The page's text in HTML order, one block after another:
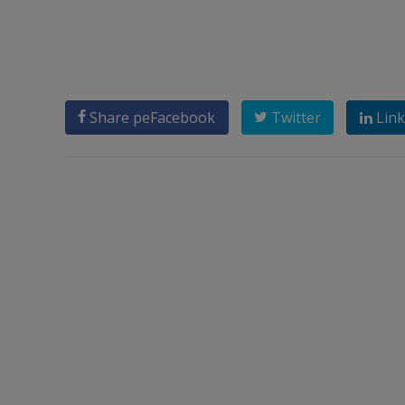
Share peFacebook Twitter